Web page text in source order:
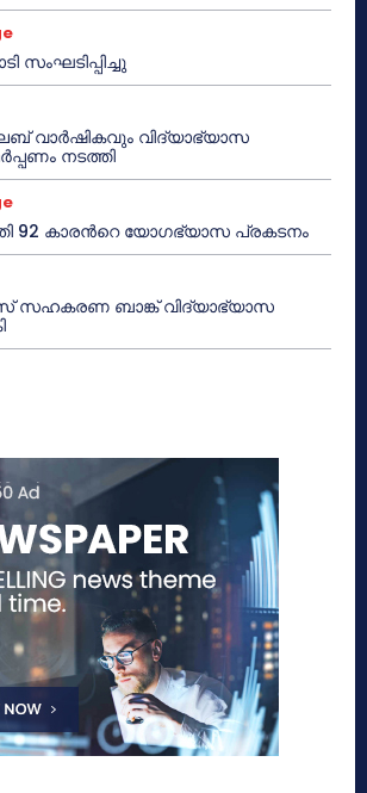
സംഘടിപ്പിച്ചു
വാർഷികവും വിദ്യാഭ്യാസ
നടത്തി
92 കാരൻറെ യോഗഭ്യാസ പ്രകടനം
സഹകരണ ബാങ്ക് വിദ്യാഭ്യാസ